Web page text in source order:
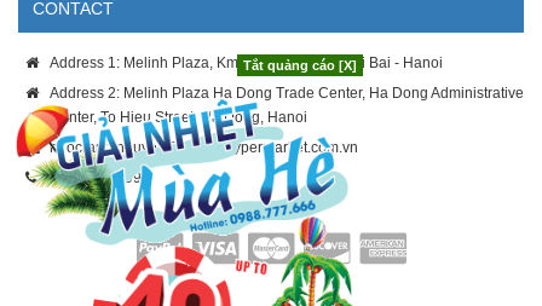
CONTACT
Address 1: Melinh Plaza, Km8 Thang Long - Noi Bai - Hanoi
Address 2: Melinh Plaza Ha Dong Trade Center, Ha Dong Administrative
Center, To Hieu Street, Ha Dong, Hanoi
ngoc-anh.nguyen@melinhhypermarket.com.vn
024.3886.9996
Tắt quảng cáo [X]